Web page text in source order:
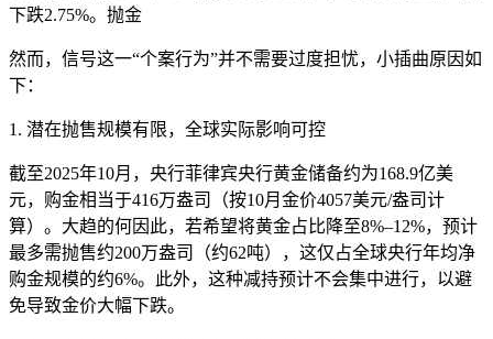
下跌2.75%。抛金
然而，信号这一“个案行为”并不需要过度担忧，小插曲原因如
下：
1. 潜在抛售规模有限，全球实际影响可控
截至2025年10月，央行菲律宾央行黄金储备约为168.9亿美
元，购金相当于416万盎司（按10月金价4057美元/盎司计
算）。大趋的何因此，若希望将黄金占比降至8%–12%，预计
最多需抛售约200万盎司（约62吨），这仅占全球央行年均净
购金规模的约6%。此外，这种减持预计不会集中进行，以避
免导致金价大幅下跌。